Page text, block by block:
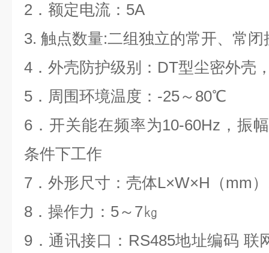
2．额定电流：5A
3. 触点数量:二组独立的常开、常闭
4．外壳防护级别：DT型尘密外壳
5．周围环境温度：-25～80℃
6．开关能在频率为10-60Hz，振
条件下工作
7．外形尺寸：壳体L×W×H（mm
8．操作力：5～7㎏
9．通讯接口：RS485地址编码 联